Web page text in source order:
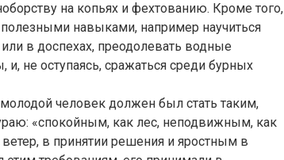
на копьях и фехтованию. Кроме того,
навыками, например научиться
в доспехах, преодолевать водные
не оступаясь, сражаться среди бурных
человек должен был стать таким,
«спокойным, как лес, неподвижным, как
в принятии решения и яростным в